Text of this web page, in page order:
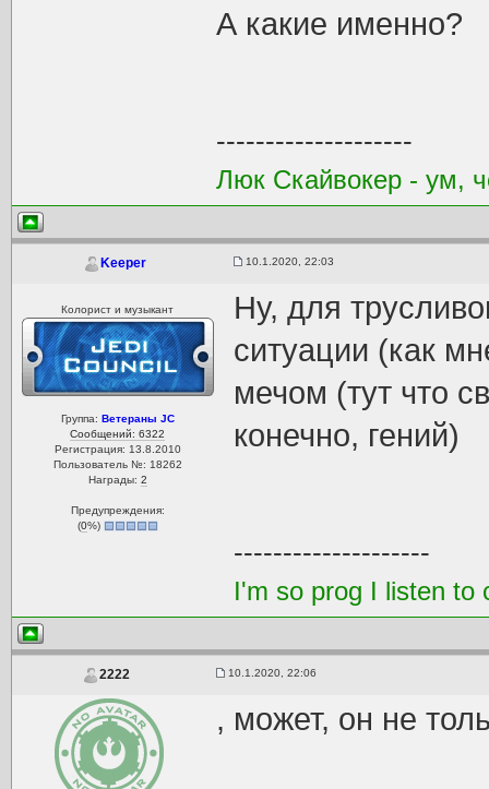
А какие именно?
--------------------
Люк Скайвокер - ум,
Keeper 10.1.2020, 22:03
Колорист и музыкант
Группа: Ветераны JC
Сообщений: 6322
Регистрация: 13.8.2010
Пользователь №: 18262
Награды: 2
Предупреждения:
(0%)
Ну, для
ситуации (как
мечом (тут что
конечно, гений)
--------------------
I'm so prog I listen to
2222 10.1.2020, 22:06
, может, он не